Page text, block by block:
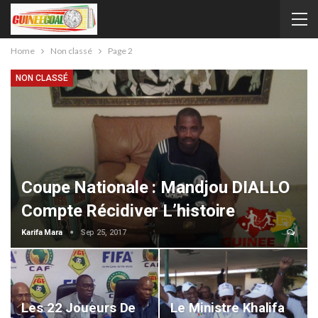
Home Non classé Page 2
NON CLASSÉ
Coupe Nationale : Mandjou DIALLO
Compte Récidiver L’histoire
Karifa Mara Sep 25, 2017
Les 22 Joueurs De Le Ministre Khalifa